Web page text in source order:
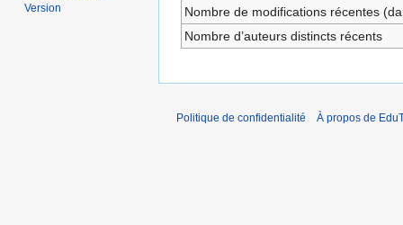
Nombre de modifications récentes
Nombre d’auteurs distincts récents
Version
Politique de confidentialité À propos de